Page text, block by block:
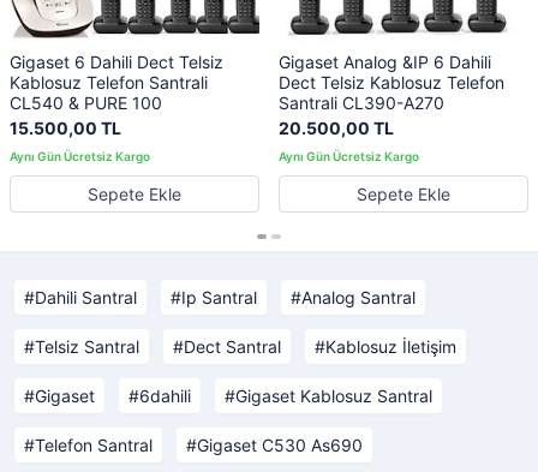
Gigaset 6 Dahili Dect Telsiz
Kablosuz Telefon Santrali
CL540 & PURE 100
15.500,00 TL
Sepete Ekle
Gigaset Analog &IP 6 Dahili
Dect Telsiz Kablosuz Telefon
Santrali CL390-A270
20.500,00 TL
Sepete Ekle
Dahili Santral Ip Santral Analog Santral
Telsiz Santral Dect Santral Kablosuz İletişim
Gigaset 6dahili Gigaset Kablosuz Santral
Telefon Santral Gigaset C530 As690